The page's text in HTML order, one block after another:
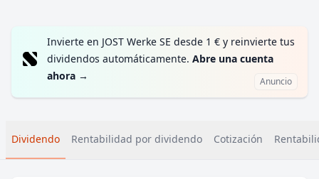
Invierte en JOST Werke SE desde 1 € y reinvierte tus
dividendos automáticamente. Abre una cuenta
ahora → Anuncio
Dividendo Rentabilidad por dividendo Cotización